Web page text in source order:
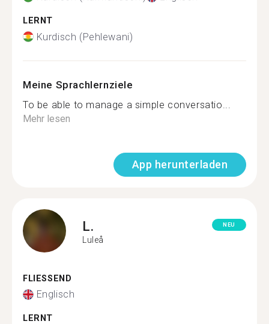
LERNT
Kurdisch (Pehlewani)
Meine Sprachlernziele
To be able to manage a simple conversatio...
Mehr lesen
App herunterladen
L.
Luleå
NEU
FLIESSEND
Englisch
LERNT